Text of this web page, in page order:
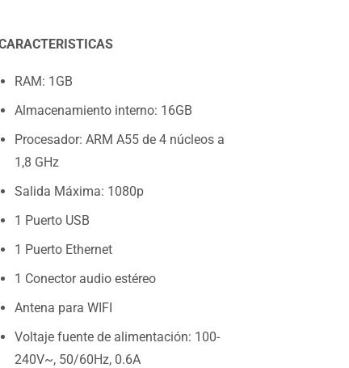
RAM: 1GB
Almacenamiento interno: 16GB
Procesador: ARM A55 de 4 núcleos a
1,8 GHz
Salida Máxima: 1080p
1 Puerto USB
1 Puerto Ethernet
1 Conector audio estéreo
Antena para WIFI
Voltaje fuente de alimentación: 100-
240V~, 50/60Hz, 0.6A